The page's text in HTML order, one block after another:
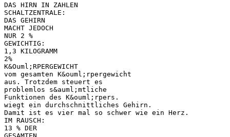
DAS HIRN IN ZAHLEN
SCHALTZENTRALE:
DAS GEHIRN
MACHT JEDOCH
NUR 2 %
GEWICHTIG:
1,3 KILOGRAMM
2%
K&Ouml;RPERGEWICHT
vom gesamten K&ouml;rpergewicht
aus. Trotzdem steuert es
problemlos s&auml;mtliche
Funktionen des K&ouml;rpers.
wiegt ein durchschnittliches Gehirn.
Damit ist es vier mal so schwer wie ein Herz.
IM RAUSCH:
13 % DER